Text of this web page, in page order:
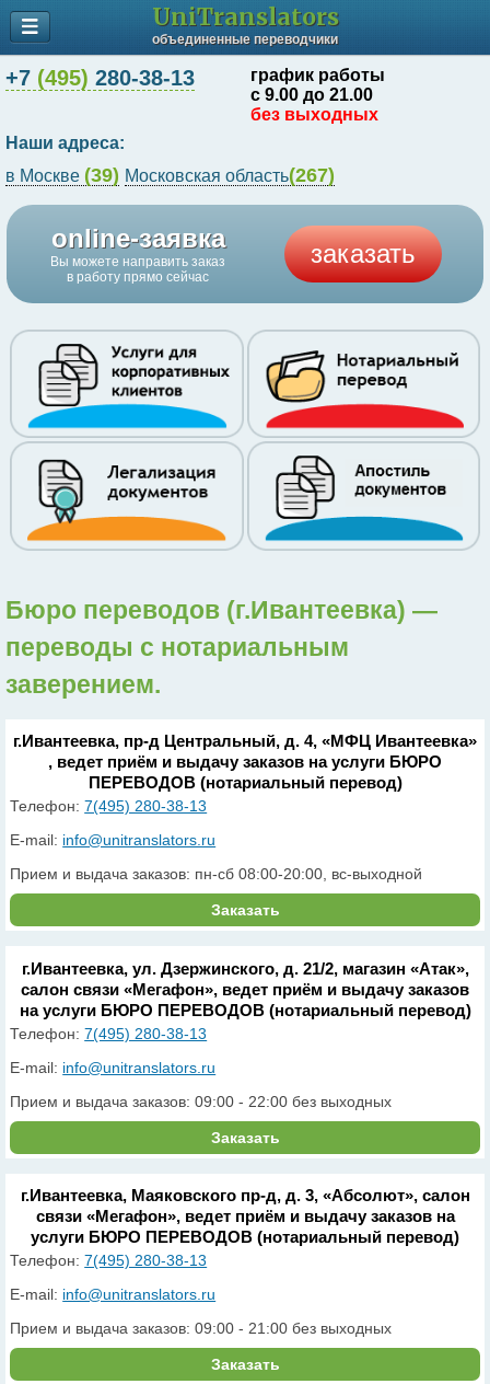
+7 (495) 280-38-13
график работы
с 9.00 до 21.00
без выходных
Наши адреса:
в Москве (39) Московская область(267)
online-заявка
Вы можете направить заказ
в работу прямо сейчас
заказать
Бюро переводов (г.Ивантеевка) —
переводы с нотариальным
заверением.
г.Ивантеевка, пр-д Центральный, д. 4, «МФЦ Ивантеевка»
, ведет приём и выдачу заказов на услуги БЮРО
ПЕРЕВОДОВ (нотариальный перевод)
Телефон:7(495) 280-38-13
E-mail: info@unitranslators.ru
Прием и выдача заказов: пн-сб 08:00-20:00, вс-выходной
Заказать
г.Ивантеевка, ул. Дзержинского, д. 21/2, магазин «Атак»,
салон связи «Мегафон», ведет приём и выдачу заказов
на услуги БЮРО ПЕРЕВОДОВ (нотариальный перевод)
Телефон:7(495) 280-38-13
E-mail: info@unitranslators.ru
Прием и выдача заказов: 09:00 - 22:00 без выходных
Заказать
г.Ивантеевка, Маяковского пр-д, д. 3, «Абсолют», салон
связи «Мегафон», ведет приём и выдачу заказов на
услуги БЮРО ПЕРЕВОДОВ (нотариальный перевод)
Телефон:7(495) 280-38-13
E-mail: info@unitranslators.ru
Прием и выдача заказов: 09:00 - 21:00 без выходных
Заказать
UniTranslators
объединенные переводчики